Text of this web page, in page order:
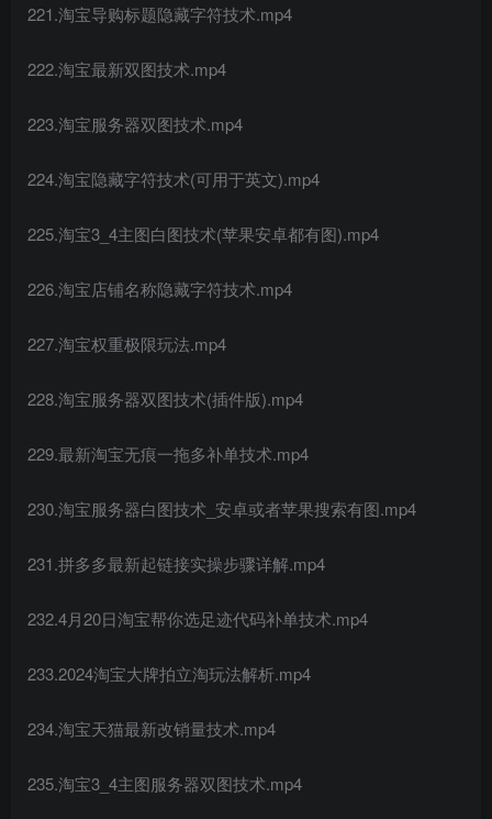
221.淘宝导购标题隐藏字符技术.mp4
222.淘宝最新双图技术.mp4
223.淘宝服务器双图技术.mp4
224.淘宝隐藏字符技术(可用于英文).mp4
225.淘宝3_4主图白图技术(苹果安卓都有图).mp4
226.淘宝店铺名称隐藏字符技术.mp4
227.淘宝权重极限玩法.mp4
228.淘宝服务器双图技术(插件版).mp4
229.最新淘宝无痕一拖多补单技术.mp4
230.淘宝服务器白图技术_安卓或者苹果搜索有图.mp4
231.拼多多最新起链接实操步骤详解.mp4
232.4月20日淘宝帮你选足迹代码补单技术.mp4
233.2024淘宝大牌拍立淘玩法解析.mp4
234.淘宝天猫最新改销量技术.mp4
235.淘宝3_4主图服务器双图技术.mp4